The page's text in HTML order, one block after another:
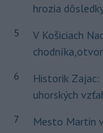
hrozia
5
V Košiciach
6
Historik
uhorských
7
Mesto Martin